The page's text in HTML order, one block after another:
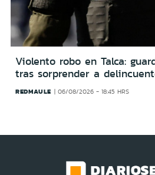
Violento robo en Talca:
tras sorprender a
REDMAULE 06/08/2026 - 18:45 HRS